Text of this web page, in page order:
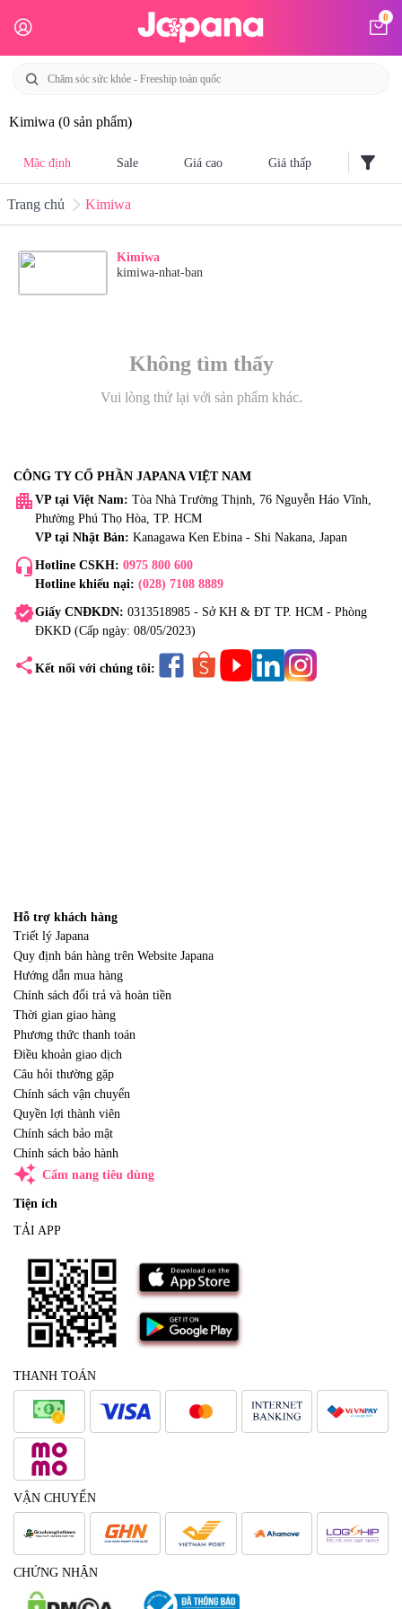
0
Kimiwa (0 sản phẩm)
Mặc định Sale Giá cao Giá thấp filter_alt
Trang chủ Kimiwa
Kimiwa
kimiwa-nhat-ban
Không tìm thấy
Vui lòng thử lại với sản phẩm khác.
CÔNG TY CỔ PHẦN JAPANA VIỆT NAM
apartment VP tại Việt Nam: Tòa Nhà Trường Thịnh, 76 Nguyễn Háo Vĩnh,
Phường Phú Thọ Hòa, TP. HCM
VP tại Nhật Bản: Kanagawa Ken Ebina - Shi Nakana, Japan
headset_mic Hotline CSKH: 0975 800 600
Hotline khiếu nại: (028) 7108 8889
verifiedGiấy CNĐKDN: 0313518985 - Sở KH & ĐT TP. HCM - Phòng
ĐKKD (Cấp ngày: 08/05/2023)
share Kết nối với chúng tôi:
Hỗ trợ khách hàng
Triết lý Japana
Quy định bán hàng trên Website Japana
Hướng dẫn mua hàng
Chính sách đổi trả và hoàn tiền
Thời gian giao hàng
Phương thức thanh toán
Điều khoản giao dịch
Câu hỏi thường gặp
Chính sách vận chuyển
Quyền lợi thành viên
Chính sách bảo mật
Chính sách bảo hành
auto_awesome Cẩm nang tiêu dùng
Tiện ích
TẢI APP
THANH TOÁN
VẬN CHUYỂN
CHỨNG NHẬN